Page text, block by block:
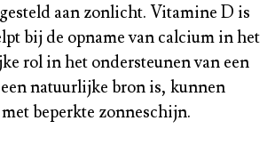
aan zonlicht. Vitamine D is
bij de opname van calcium in het
rol in het ondersteunen van een
natuurlijke bron is, kunnen
beperkte zonneschijn.